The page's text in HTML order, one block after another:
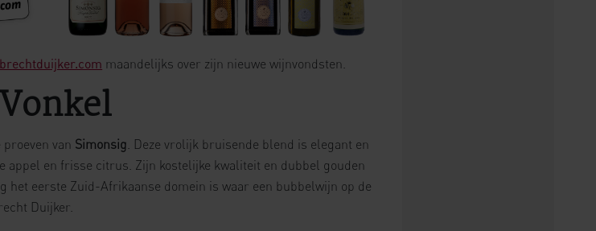
maandelijks over zijn nieuwe wijnvondsten.
proeven van Simonsig . Deze vrolijk bruisende blend is elegant en
appel en frisse citrus. Zijn kostelijke kwaliteit en dubbel gouden
het eerste Zuid-Afrikaanse domein is waar een bubbelwijn op de
Duijker.